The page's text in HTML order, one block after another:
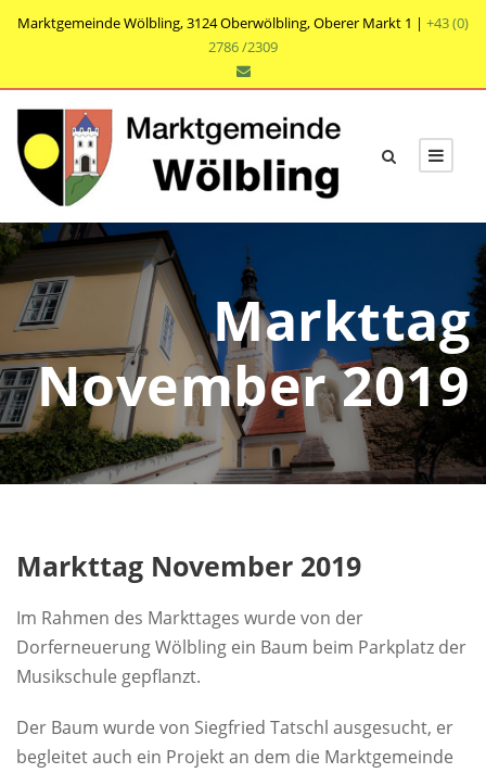
Marktgemeinde Wölbling, 3124 Oberwölbling, Oberer Markt 1 | +43 (0)
2786 /2309
Markttag
November 2019
Markttag November 2019
Im Rahmen des Markttages wurde von der
Dorferneuerung Wölbling ein Baum beim Parkplatz der
Musikschule gepflanzt.
Der Baum wurde von Siegfried Tatschl ausgesucht, er
begleitet auch ein Projekt an dem die Marktgemeinde